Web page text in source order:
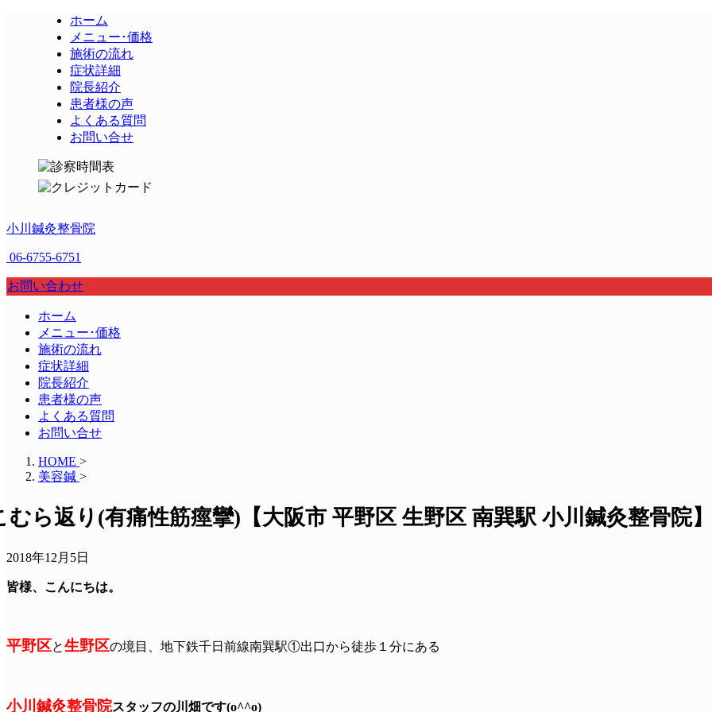
ホーム
メニュー･価格
施術の流れ
症状詳細
院長紹介
患者様の声
よくある質問
お問い合せ
小川鍼灸整骨院
06-6755-6751
お問い合わせ
ホーム
メニュー･価格
施術の流れ
症状詳細
院長紹介
患者様の声
よくある質問
お問い合せ
HOME >
美容鍼 >
むら返り(有痛性筋痙攣)【大阪市 平野区 生野区 南巽駅 小川鍼灸整骨院
2018年12月5日
皆様、こんにちは。
平野区と生野区の境目、地下鉄千日前線南巽駅①出口から徒歩１分にある
小川鍼灸整骨院スタッフの川畑です(o^^o)